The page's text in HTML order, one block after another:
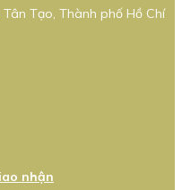
Tạo, Thành phố Hồ Chí
nhận